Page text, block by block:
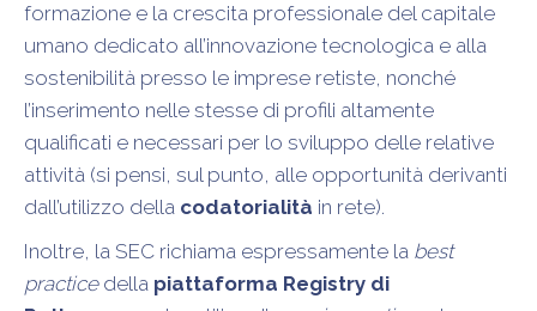
formazione e la crescita professionale del capitale
umano dedicato all’innovazione tecnologica e alla
sostenibilità presso le imprese retiste, nonché
l’inserimento nelle stesse di profili altamente
qualificati e necessari per lo sviluppo delle relative
attività (si pensi, sul punto, alle opportunità derivanti
dall’utilizzo della codatorialità in rete).
Inoltre, la SEC richiama espressamente la best
practicedella piattaforma Registry di